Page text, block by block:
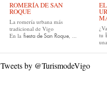
ROMERÍA DE SAN
ROQUE
La romería urbana más
tradicional de Vigo
En la fiesta de San Roque, ...
tu
Tweets by @TurismodeVigo